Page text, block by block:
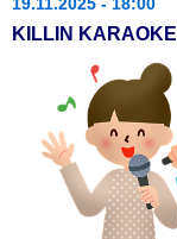
KILLIN KARAOKE